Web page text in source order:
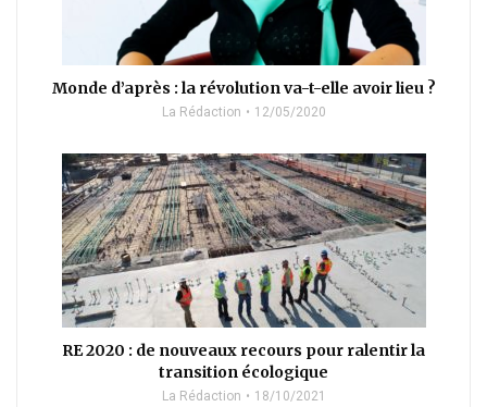
Monde d’après : la révolution va-t-elle avoir lieu ?
La Rédaction 12/05/2020
RE 2020 : de nouveaux recours pour ralentir la
transition écologique
La Rédaction 18/10/2021